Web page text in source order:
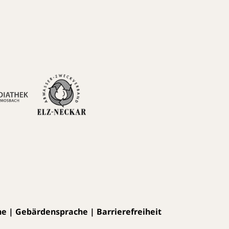
| Gebärdensprache | Barrierefreiheit